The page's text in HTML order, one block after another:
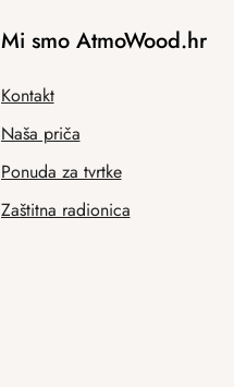
Mi smo AtmoWood.hr
Kontakt
Naša priča
Ponuda za tvrtke
Zaštitna radionica